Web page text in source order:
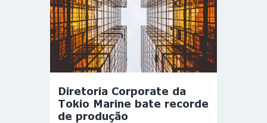
Diretoria Corporate da
Tokio Marine bate recorde
de produção